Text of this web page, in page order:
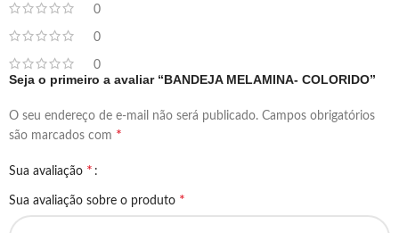
0
0
0
Seja o primeiro a avaliar “BANDEJA MELAMINA- COLORIDO”
O seu endereço de e-mail não será publicado. Campos obrigatórios
são marcados com *
Sua avaliação *
Sua avaliação sobre o produto *